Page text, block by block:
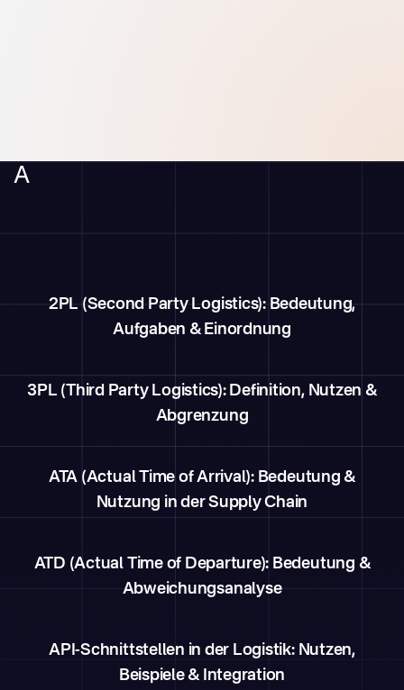
A
2PL (Second Party Logistics): Bedeutung,
Aufgaben & Einordnung
3PL (Third Party Logistics): Definition, Nutzen &
Abgrenzung
ATA (Actual Time of Arrival): Bedeutung &
Nutzung in der Supply Chain
ATD (Actual Time of Departure): Bedeutung &
Abweichungsanalyse
API-Schnittstellen in der Logistik: Nutzen,
Beispiele & Integration